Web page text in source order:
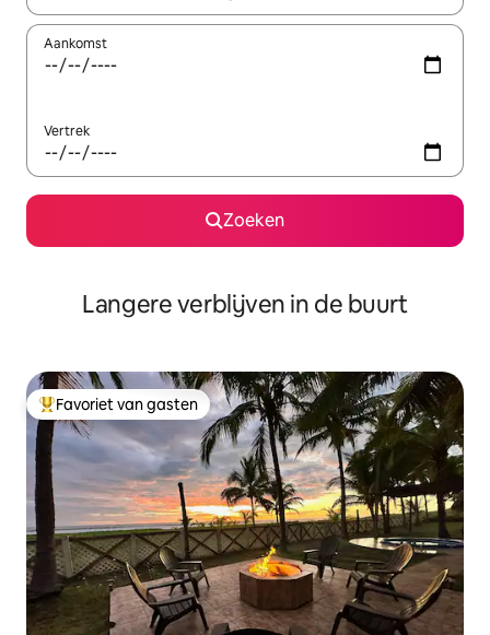
Aankomst
Vertrek
Zoeken
Langere verblijven in de buurt
Topfavoriet van gasten
Favoriet van gasten